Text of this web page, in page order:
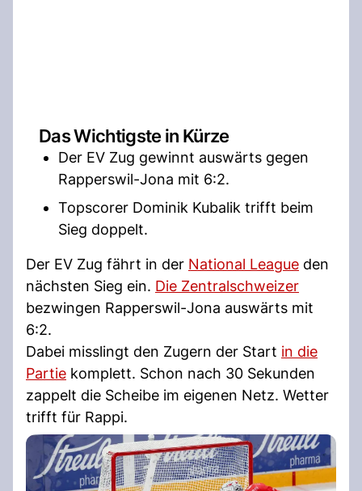
Das Wichtigste in Kürze
Der EV Zug gewinnt auswärts gegen
Rapperswil-Jona mit 6:2.
Topscorer Dominik Kubalik trifft beim
Sieg doppelt.
Der EV Zug fährt in der National League den
nächsten Sieg ein. Die Zentralschweizer
bezwingen Rapperswil-Jona auswärts mit
6:2.
Dabei misslingt den Zugern der Start in die
Partie komplett. Schon nach 30 Sekunden
zappelt die Scheibe im eigenen Netz. Wetter
trifft für Rappi.